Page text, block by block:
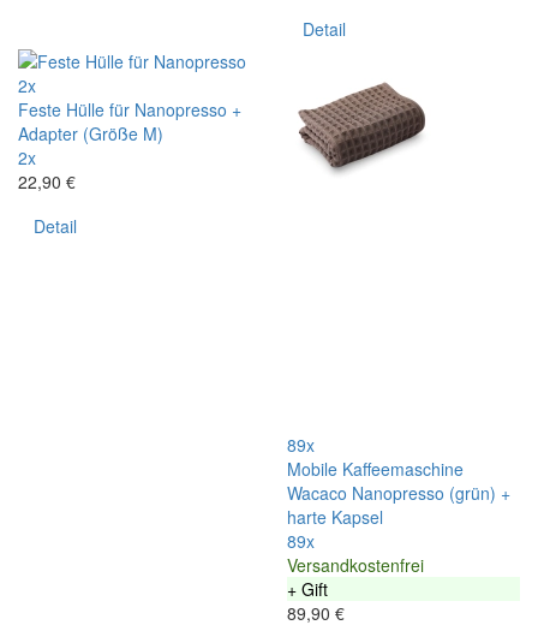
Detail
2x
Feste Hülle für Nanopresso +
Adapter (Größe M)
2x
22,90 €
Detail
89x
Mobile Kaffeemaschine
Wacaco Nanopresso (grün) +
harte Kapsel
89x
Versandkostenfrei
+ Gift
89,90 €